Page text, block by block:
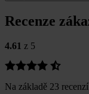
Recenze
4.61 z 5
Na základě 23 recenzí